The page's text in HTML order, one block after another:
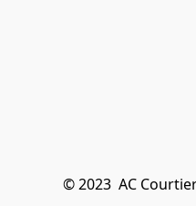
© 2023  AC